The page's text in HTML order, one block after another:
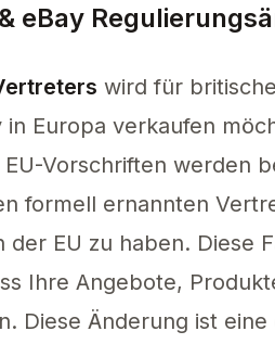
eBay
wird für
in Europa verkaufen
Vorschriften werden
formell ernannten
der EU zu haben.
Ihre Angebote,
Diese Änderung ist